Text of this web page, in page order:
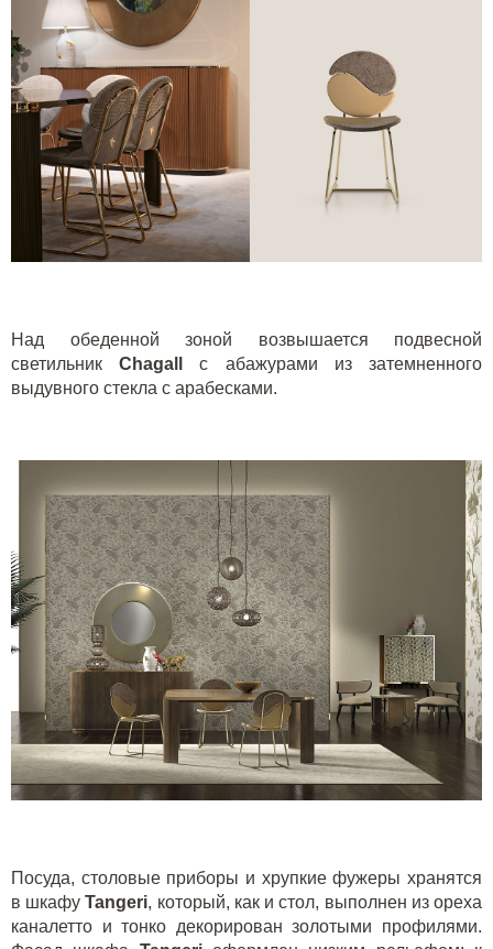
Над обеденной зоной возвышается подвесной
светильникChagall
с абажурами из затемненного
выдувного стекла с арабесками.
Посуда, столовые приборы и хрупкие фужеры хранятся
в шкафуTangeri, который, как и стол, выполнен из ореха
каналетто и тонко декорирован золотыми профилями.